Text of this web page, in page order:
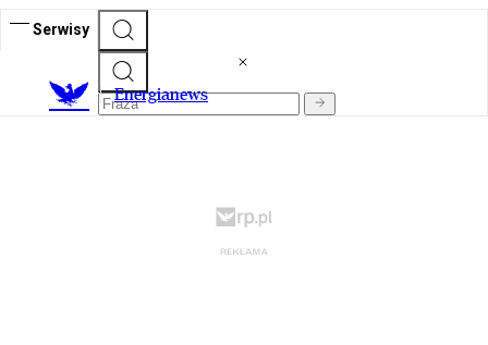
Serwisy
Energianews